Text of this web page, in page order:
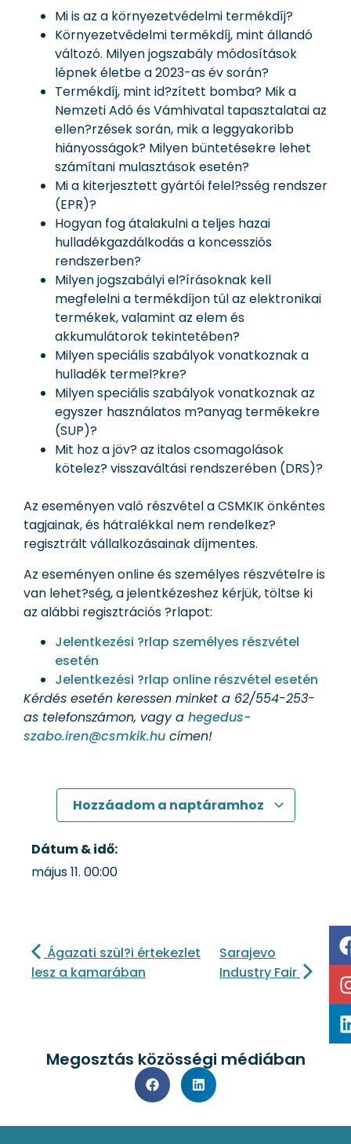
Mi is az a környezetvédelmi termékdíj?
Környezetvédelmi termékdíj, mint állandó
változó. Milyen jogszabály módosítások
lépnek életbe a 2023-as év során?
Termékdíj, mint id?zített bomba? Mik a
Nemzeti Adó és Vámhivatal tapasztalatai az
ellen?rzések során, mik a leggyakoribb
hiányosságok? Milyen büntetésekre lehet
számítani mulasztások esetén?
Mi a kiterjesztett gyártói felel?sség rendszer
(EPR)?
Hogyan fog átalakulni a teljes hazai
hulladékgazdálkodás a koncessziós
rendszerben?
Milyen jogszabályi el?írásoknak kell
megfelelni a termékdíjon túl az elektronikai
termékek, valamint az elem és
akkumulátorok tekintetében?
Milyen speciális szabályok vonatkoznak a
hulladék termel?kre?
Milyen speciális szabályok vonatkoznak az
egyszer használatos m?anyag termékekre
(SUP)?
Mit hoz a jöv? az italos csomagolások
kötelez? visszaváltási rendszerében (DRS)?
Az eseményen való részvétel a CSMKIK önkéntes
tagjainak, és hátralékkal nem rendelkez?
regisztrált vállalkozásainak díjmentes.
Az eseményen online és személyes részvételre is
van lehet?ség, a jelentkézeshez kérjük, töltse ki
az alábbi regisztrációs ?rlapot:
Jelentkezési ?rlap személyes részvétel
esetén
Jelentkezési ?rlap online részvétel esetén
Kérdés esetén keressen minket a 62/554-253-
as telefonszámon, vagy a hegedus-
szabo.iren@csmkik.hu címen!
Hozzáadom a naptáramhoz
Dátum & idő:
május 11. 00:00
Ágazati szül?i értekezlet
lesz a kamarában
Sarajevo
Industry Fair
Megosztás közösségi médiában